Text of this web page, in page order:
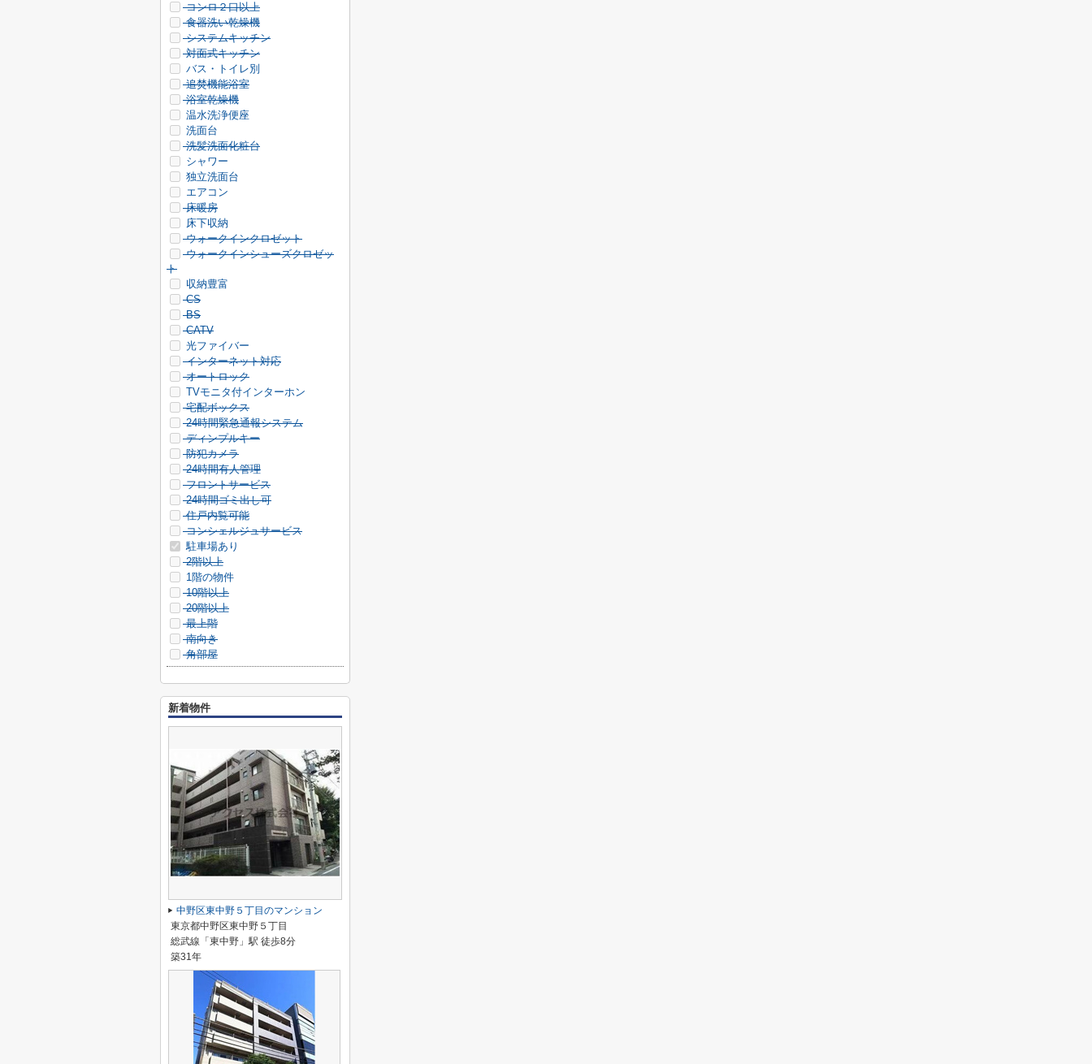
コンロ２口以上
食器洗い乾燥機
システムキッチン
対面式キッチン
バス・トイレ別
追焚機能浴室
浴室乾燥機
温水洗浄便座
洗面台
洗髪洗面化粧台
シャワー
独立洗面台
エアコン
床暖房
床下収納
ウォークインクロゼット
ウォークインシューズクロゼッ
ト
収納豊富
CS
BS
CATV
光ファイバー
インターネット対応
オートロック
TVモニタ付インターホン
宅配ボックス
24時間緊急通報システム
ディンプルキー
防犯カメラ
24時間有人管理
フロントサービス
24時間ゴミ出し可
住戸内覧可能
コンシェルジュサービス
駐車場あり
2階以上
1階の物件
10階以上
20階以上
最上階
南向き
角部屋
新着物件
中野区東中野５丁目のマンション
東京都中野区東中野５丁目
総武線「東中野」駅 徒歩8分
築31年